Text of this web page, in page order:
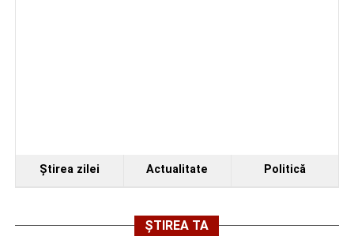
Ştirea zilei Actualitate Politică
ȘTIREA TA